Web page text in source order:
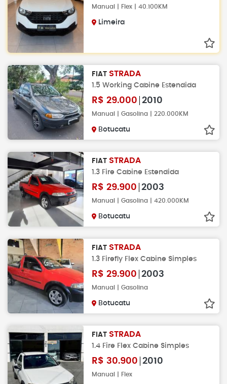
Manual | Flex | 40.100KM
Limeira
FIAT STRADA
1.5 Working Cabine Estendida
R$ 29.000 2010
Manual | Gasolina | 220.000KM
Botucatu
FIAT STRADA
1.3 Fire Cabine Estendida
R$ 29.900 2003
Manual | Gasolina | 420.000KM
Botucatu
FIAT STRADA
1.3 Firefly Flex Cabine Simples
R$ 29.900 2003
Manual | Gasolina
Botucatu
FIAT STRADA
1.4 Fire Flex Cabine Simples
R$ 30.900 2010
Manual | Flex